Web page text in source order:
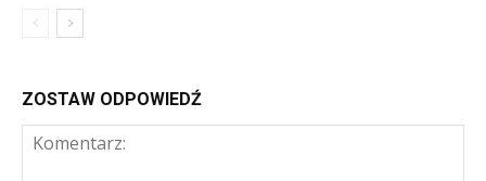
ZOSTAW ODPOWIEDŹ